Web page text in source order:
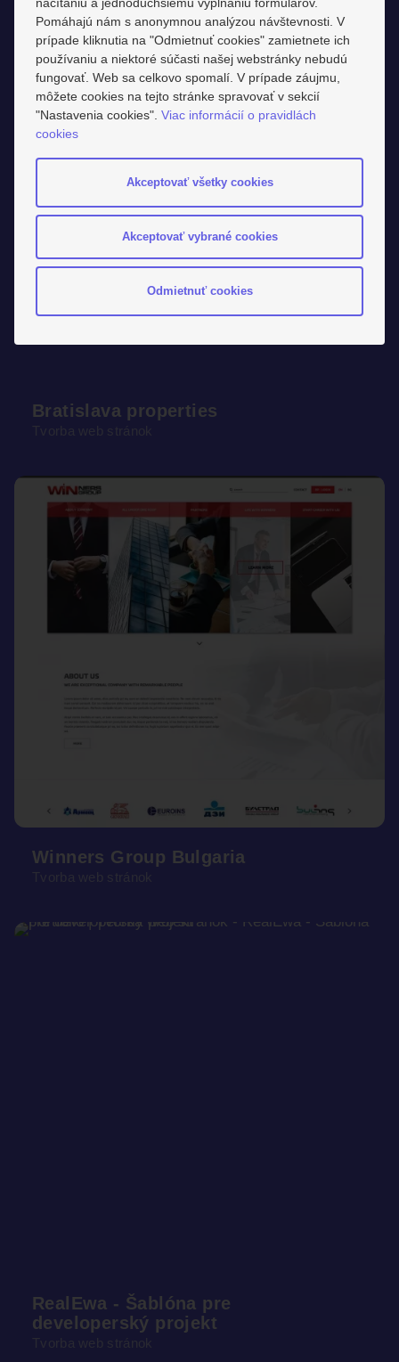
Bratislava properties
Winners Group Bulgaria
RealEwa - Šablóna pre
developerský projekt
načítaniu a jednoduchšiemu vypĺňaniu formulárov.
Pomáhajú nám s anonymnou analýzou návštevnosti. V
prípade kliknutia na "Odmietnuť cookies" zamietnete ich
používaniu a niektoré súčasti našej webstránky nebudú
fungovať. Web sa celkovo spomalí. V prípade záujmu,
môžete cookies na tejto stránke spravovať v sekcií
"Nastavenia cookies". Viac informácií o pravidlách
cookies
Akceptovať všetky cookies
Akceptovať vybrané cookies
Odmietnuť cookies